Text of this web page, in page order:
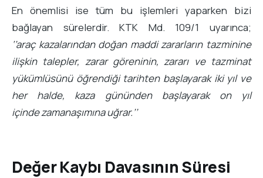
En önemlisi ise tüm bu işlemleri yaparken bizi
bağlayan sürelerdir. KTK Md. 109/1 uyarınca;
‘’araç kazalarından doğan maddi zararların tazminine
ilişkin talepler, zarar göreninin, zararı ve tazminat
yükümlüsünü öğrendiği tarihten başlayarak iki yıl ve
her halde, kaza gününden başlayarak on yıl
içinde zamanaşımına uğrar.’’
Değer Kaybı Davasının Süresi